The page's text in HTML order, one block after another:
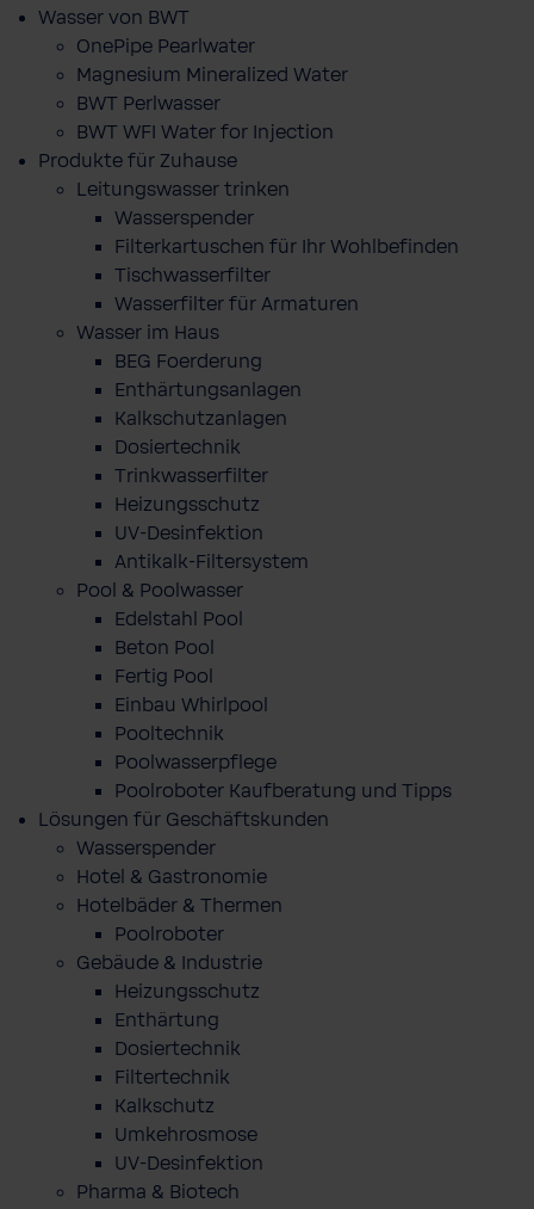
Wasser von BWT
OnePipe Pearlwater
Magnesium Mineralized Water
BWT Perlwasser
BWT WFI Water for Injection
Produkte für Zuhause
Leitungswasser trinken
Wasserspender
Filterkartuschen für Ihr Wohlbefinden
Tischwasserfilter
Wasserfilter für Armaturen
Wasser im Haus
BEG Foerderung
Enthärtungsanlagen
Kalkschutzanlagen
Dosiertechnik
Trinkwasserfilter
Heizungsschutz
UV-Desinfektion
Antikalk-Filtersystem
Pool & Poolwasser
Edelstahl Pool
Beton Pool
Fertig Pool
Einbau Whirlpool
Pooltechnik
Poolwasserpflege
Poolroboter Kaufberatung und Tipps
Lösungen für Geschäftskunden
Wasserspender
Hotel & Gastronomie
Hotelbäder & Thermen
Poolroboter
Gebäude & Industrie
Heizungsschutz
Enthärtung
Dosiertechnik
Filtertechnik
Kalkschutz
Umkehrosmose
UV-Desinfektion
Pharma & Biotech